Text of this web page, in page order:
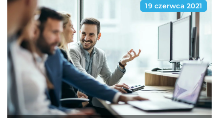
19 czerwca 2021